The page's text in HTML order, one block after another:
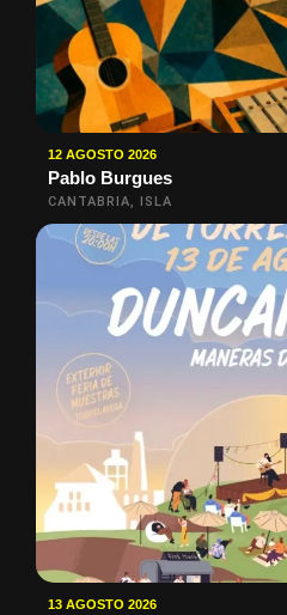
12 AGOSTO 2026
Pablo Burgues
CANTABRIA, ISLA
13 AGOSTO 2026